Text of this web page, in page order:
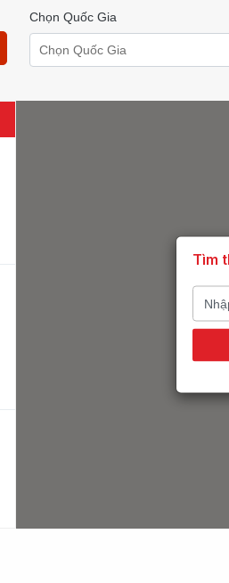
Chọn Quốc Gia
Chọn Quốc Gia
Tìm